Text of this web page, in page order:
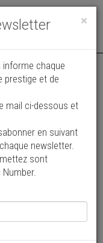
Toggle
×
chaque
prestige et de
mail ci-dessous et
en suivant
newsletter.
sont